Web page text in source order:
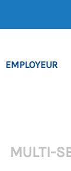
EMPLOYEUR
MULTI-